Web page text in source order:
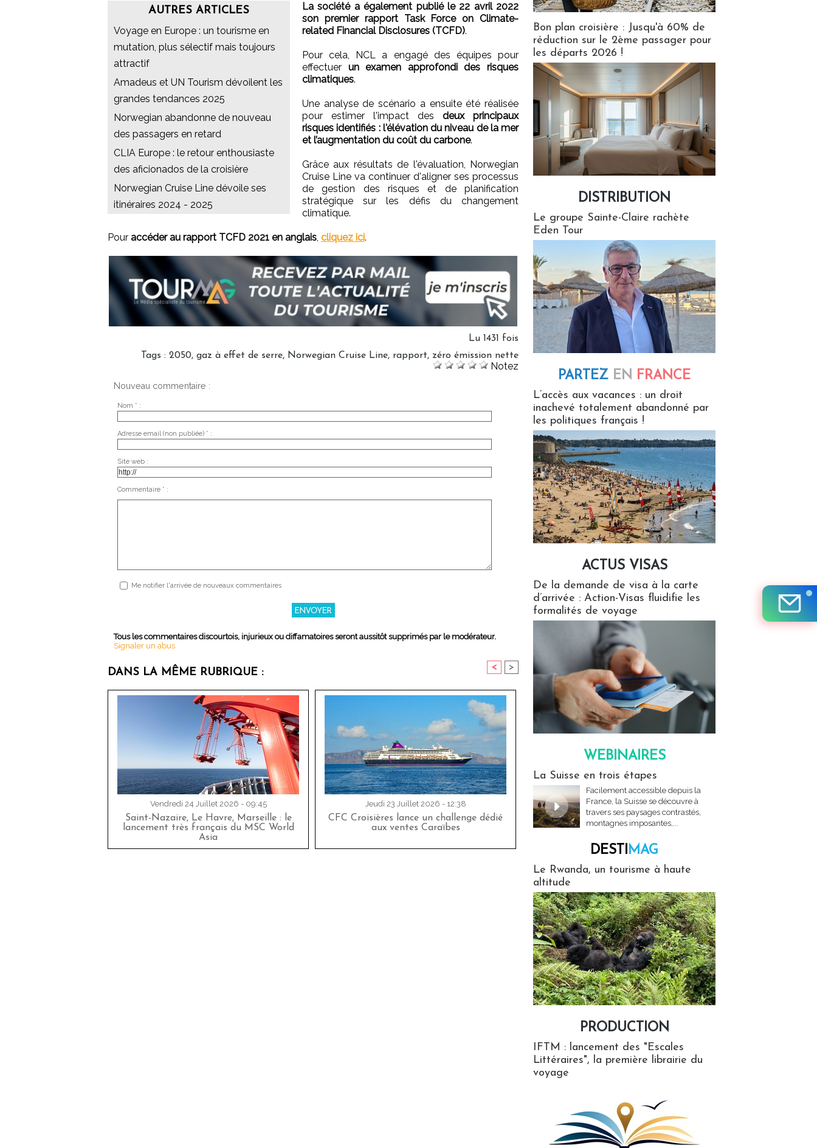
AUTRES ARTICLES
Voyage en Europe : un tourisme en
mutation, plus sélectif mais toujours
attractif
Amadeus et UN Tourism dévoilent les
grandes tendances 2025
Norwegian abandonne de nouveau
des passagers en retard
CLIA Europe : le retour enthousiaste
des aficionados de la croisière
Norwegian Cruise Line dévoile ses
itinéraires 2024 - 2025
La société a également publié le 22 avril 2022
son premier rapport Task Force on Climate-
related Financial Disclosures (TCFD).
Pour cela, NCL a engagé des équipes pour
effectuer un examen approfondi des risques
climatiques.
Une analyse de scénario a ensuite été réalisée
pour estimer l'impact des deux principaux
risques identifiés : l'élévation du niveau de la mer
et l’augmentation du coût du carbone.
Grâce aux résultats de l'évaluation, Norwegian
Cruise Line va continuer d'aligner ses processus
de gestion des risques et de planification
stratégique sur les défis du changement
climatique.
Pour accéder au rapport TCFD 2021 en anglais, cliquez ici.
Lu 1431 fois
Tags : 2050, gaz à effet de serre, Norwegian Cruise Line, rapport, zéro émission nette
Notez
Nouveau commentaire :
Nom * :
Adresse email (non publiée) * :
Site web :
Commentaire * :
Me notifier l'arrivée de nouveaux commentaires
Tous les commentaires discourtois, injurieux ou diffamatoires seront aussitôt supprimés par le modérateur.
Signaler un abus
DANS LA MÊME RUBRIQUE : < >
Vendredi 24 Juillet 2026 - 09:45
Saint-Nazaire, Le Havre, Marseille : le
lancement très français du MSC World
Asia
Jeudi 23 Juillet 2026 - 12:38
CFC Croisières lance un challenge dédié
aux ventes Caraïbes
Bon plan croisière : Jusqu'à 60% de
réduction sur le 2ème passager pour
les départs 2026 !
DISTRIBUTION
Le groupe Sainte-Claire rachète
Eden Tour
PARTEZ EN FRANCE
L’accès aux vacances : un droit
inachevé totalement abandonné par
les politiques français !
ACTUS VISAS
De la demande de visa à la carte
d’arrivée : Action-Visas fluidifie les
formalités de voyage
WEBINAIRES
La Suisse en trois étapes
Facilement accessible depuis la
France, la Suisse se découvre à
travers ses paysages contrastés,
montagnes imposantes,...
DESTIMAG
Le Rwanda, un tourisme à haute
altitude
PRODUCTION
IFTM : lancement des "Escales
Littéraires", la première librairie du
voyage